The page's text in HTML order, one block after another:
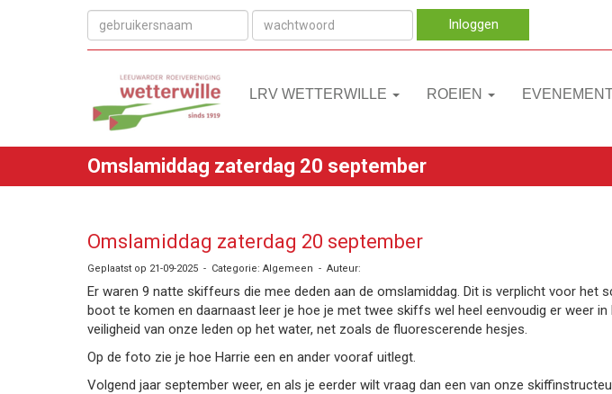
Inloggen
LRV WETTERWILLE ROEIEN
Omslamiddag zaterdag 20 september
Omslamiddag zaterdag 20 september
Geplaatst op 21-09-2025 - Categorie: Algemeen - Auteur:
Er waren 9 natte skiffeurs die mee deden aan de omslamiddag. Dit is verplicht voor
boot te komen en daarnaast leer je hoe je met twee skiffs wel heel eenvoudig er weer
veiligheid van onze leden op het water, net zoals de fluorescerende hesjes.
Op de foto zie je hoe Harrie een en ander vooraf uitlegt.
Volgend jaar september weer, en als je eerder wilt vraag dan een van onze